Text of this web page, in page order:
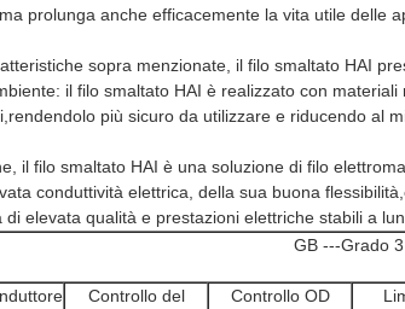
prolunga anche efficacemente la vita utile delle
sopra menzionate, il filo smaltato HAI
il filo smaltato HAI è realizzato con
più sicuro da utilizzare e riducendo al
il filo smaltato HAI è una soluzione di filo
conduttività elettrica, della sua buona
di elevata qualità e prestazioni elettriche stabili a
GB ---Grado
Controllo del
Controllo OD